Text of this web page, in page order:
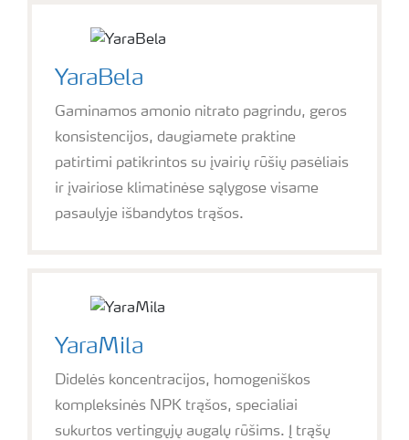
YaraBela
Gaminamos amonio nitrato pagrindu, geros
konsistencijos, daugiamete praktine
patirtimi patikrintos su įvairių rūšių pasėliais
ir įvairiose klimatinėse sąlygose visame
pasaulyje išbandytos trąšos.
YaraMila
Didelės koncentracijos, homogeniškos
kompleksinės NPK trąšos, specialiai
sukurtos vertingųjų augalų rūšims. Į trąšų